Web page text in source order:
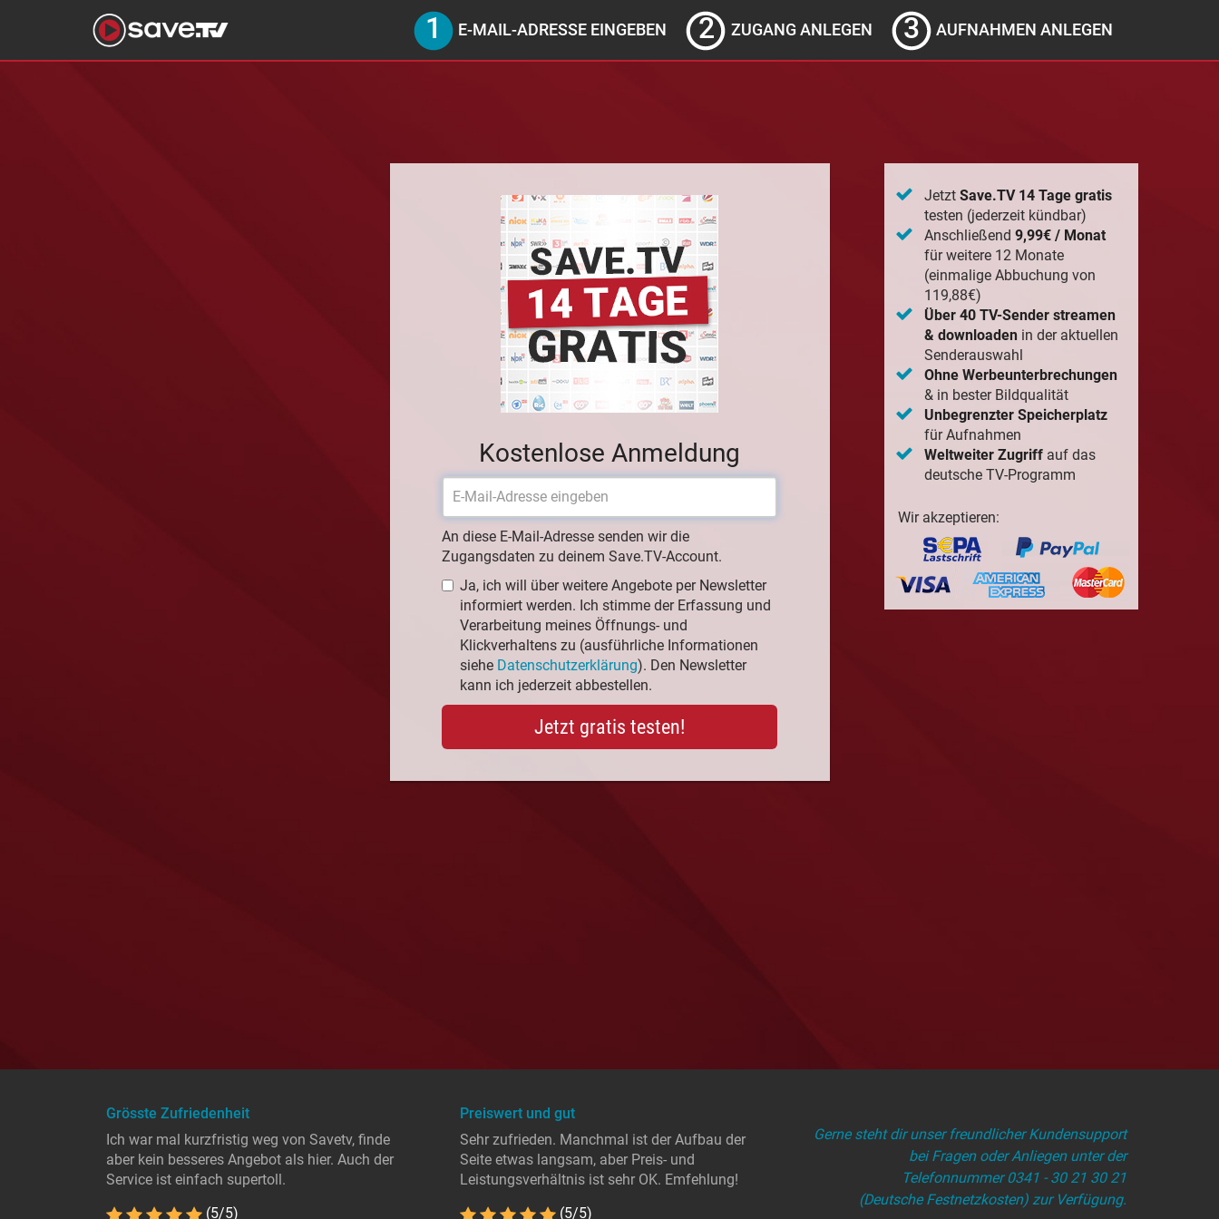
E-MAIL-ADRESSE EINGEBEN ZUGANG ANLEGEN AUFNAHMEN ANLEGEN
Kostenlose Anmeldung
An diese E-Mail-Adresse senden wir die
Zugangsdaten zu deinem Save.TV-Account.
Ja, ich will über weitere Angebote per Newsletter
informiert werden. Ich stimme der Erfassung und
Verarbeitung meines Öffnungs- und
Klickverhaltens zu (ausführliche Informationen
siehe Datenschutzerklärung). Den Newsletter
kann ich jederzeit abbestellen.
Jetzt gratis testen!
Jetzt Save.TV 14 Tage gratis
testen (jederzeit kündbar)
Anschließend 9,99€ / Monat
für weitere 12 Monate
(einmalige Abbuchung von
119,88€)
Über 40 TV-Sender streamen
& downloadenin der aktuellen
Senderauswahl
Ohne Werbeunterbrechungen
& in bester Bildqualität
Unbegrenzter Speicherplatz
für Aufnahmen
Weltweiter Zugriffauf das
deutsche TV-Programm
Wir akzeptieren:
Grösste Zufriedenheit
Ich war mal kurzfristig weg von Savetv, finde
aber kein besseres Angebot als hier. Auch der
Service ist einfach supertoll.
(5/5)
Preiswert und gut
Sehr zufrieden. Manchmal ist der Aufbau der
Seite etwas langsam, aber Preis- und
Leistungsverhältnis ist sehr OK. Emfehlung!
(5/5)
Gerne steht dir unser freundlicher Kundensupport
bei Fragen oder Anliegen unter der
Telefonnummer 0341 - 30 21 30 21
(Deutsche Festnetzkosten) zur Verfügung.